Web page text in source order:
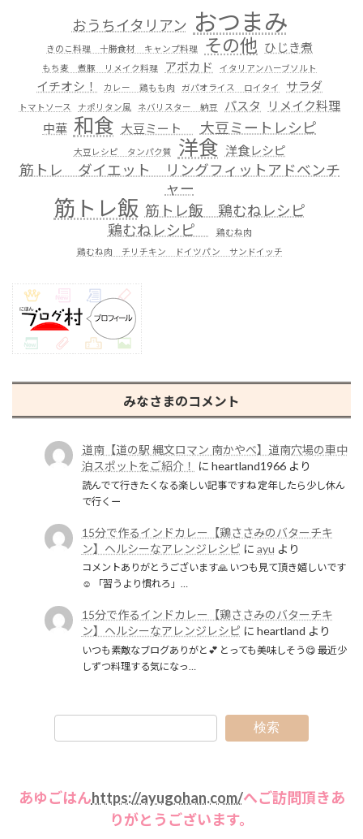
おうちイタリアン おつまみ
きのこ料理 十勝食材 キャンプ料理 その他 ひじき煮
もち麦 煮豚 リメイク料理 アボカド イタリアンハーブソルト
イチオシ！ カレー 鶏もも肉 ガパオライス ロイタイ サラダ
トマトソース ナポリタン風 ネバリスター 納豆 パスタ
リメイク料理
中華 和食 大豆ミート 大豆ミートレシピ
大豆レシピ タンパク質 洋食 洋食レシピ
筋トレ ダイエット リングフィットアドベンチ
ャー
筋トレ飯 筋トレ飯 鶏むねレシピ
鶏むねレシピ
鶏むね肉
鶏むね肉 チリチキン ドイツパン サンドイッチ
みなさまのコメント
道南【道の駅 縄文ロマン 南かやべ】道南穴場の車中
泊スポットをご紹介！
に heartland1966より
読んでて行きたくなる楽しい記事ですね 定年したら少し休ん
で行くー
15分で作るインドカレー【鶏ささみのバターチキ
ン】ヘルシーなアレンジレシピ に ayu より
コメントありがとうございます🙏 いつも見て頂き嬉しいです
☺️ 「習うより慣れろ」…
15分で作るインドカレー【鶏ささみのバターチキ
ン】ヘルシーなアレンジレシピ に heartland より
いつも素敵なブログありがと💕 とっても美味しそう😋 最近少
しずつ料理する気になっ…
検索
あゆごはんhttps://ayugohan.com/へご訪問頂きあ
りがとうございます。